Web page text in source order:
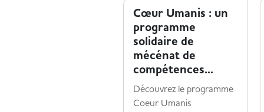
Cœur Umanis : un
programme
solidaire de
mécénat de
compétences...
Découvrez le programme
Coeur Umanis